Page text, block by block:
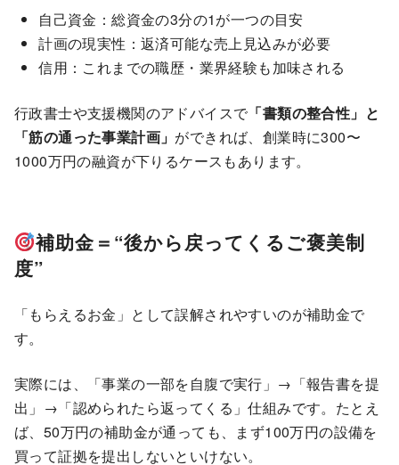
自己資金：総資金の3分の1が一つの目安
計画の現実性：返済可能な売上見込みが必要
信用：これまでの職歴・業界経験も加味される
行政書士や支援機関のアドバイスで 「書類の整合性」と
「筋の通った事業計画」 ができれば、創業時に300〜
1000万円の融資が下りるケースもあります。
補助金＝“後から戻ってくるご褒美制
度”
「もらえるお金」として誤解されやすいのが補助金で
す。
実際には、「事業の一部を自腹で実行」→「報告書を提
出」→「認められたら返ってくる」仕組みです。たとえ
ば、50万円の補助金が通っても、まず100万円の設備を
買って証拠を提出しないといけない。